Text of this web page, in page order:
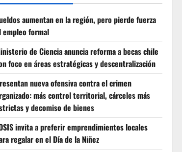
aumentan en la región, pero pierde fuerza
empleo formal
de Ciencia anuncia reforma a becas chile
foco en áreas estratégicas y descentralización
nueva ofensiva contra el crimen
más control territorial, cárceles más
y decomiso de bienes
invita a preferir emprendimientos locales
regalar en el Día de la Niñez